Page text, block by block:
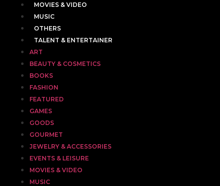
MOVIES & VIDEO
MUSIC
OTHERS
TALENT & ENTERTAINER
ART
BEAUTY & COSMETICS
BOOKS
FASHION
FEATURED
GAMES
GOODS
GOURMET
JEWELRY & ACCESSORIES
EVENTS & LEISURE
MOVIES & VIDEO
MUSIC